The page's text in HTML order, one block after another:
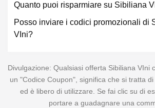
Quanto puoi risparmiare su Sibiliana
Posso inviare i codici promozionali di
VIni?
Divulgazione: Qualsiasi offerta Sibiliana VIni
un "Codice Coupon", significa che si tratta
ed è libero di utilizzare. Se fai clic su di
portare a guadagnare una